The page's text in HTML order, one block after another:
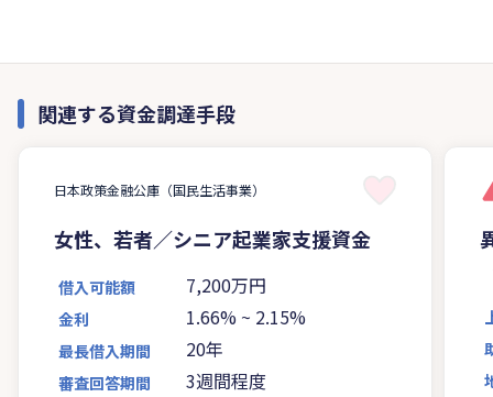
関連する資金調達手段
日本政策金融公庫（国民生活事業）
女性、若者／シニア起業家支援資金
借入可能額 7,200万円
金利 1.66% ~ 2.15%
最長借入期間 20年
審査回答期間 3週間程度